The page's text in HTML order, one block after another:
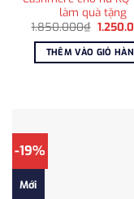
làm quà tặng
1.850.000₫ Giá
là:
THÊM VÀO GIỎ
-19%
Mới